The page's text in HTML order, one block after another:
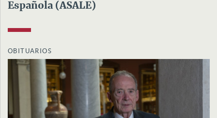
Española (ASALE)
OBITUARIOS